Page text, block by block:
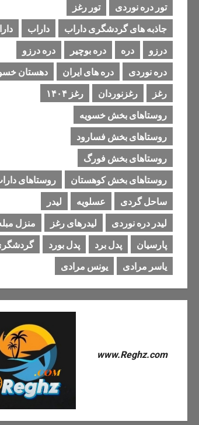
تور دره نوردی
تور رغز
جاذبه های گردشگری داراب
داراب
درزو
دره دره بوچیر
دره درزو
دره نوردی
دره های ایران
دهستان
رغز
رغزنوردان
رغز ۱۴۰۴
روستاهای بخش خسویه
روستاهای بخش فسارود
روستاهای بخش فورگ
روستاهای بخش کوهستان
روستاهای
ساحل گردی
عسلویه
لیدر
لیدر دره نوردی
لیدرهای رغز
منزل
پارسیان
پدل برد پدل بورد
یاسر مرادی
یونس مرادی
www.Reghz.com